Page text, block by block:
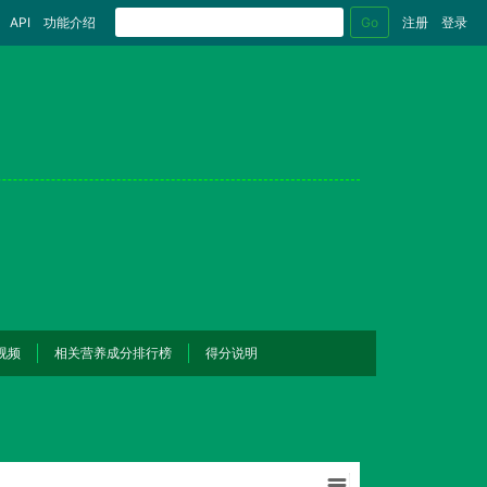
API 功能介绍 Go 注册 登录
频 相关营养成分排行榜 得分说明